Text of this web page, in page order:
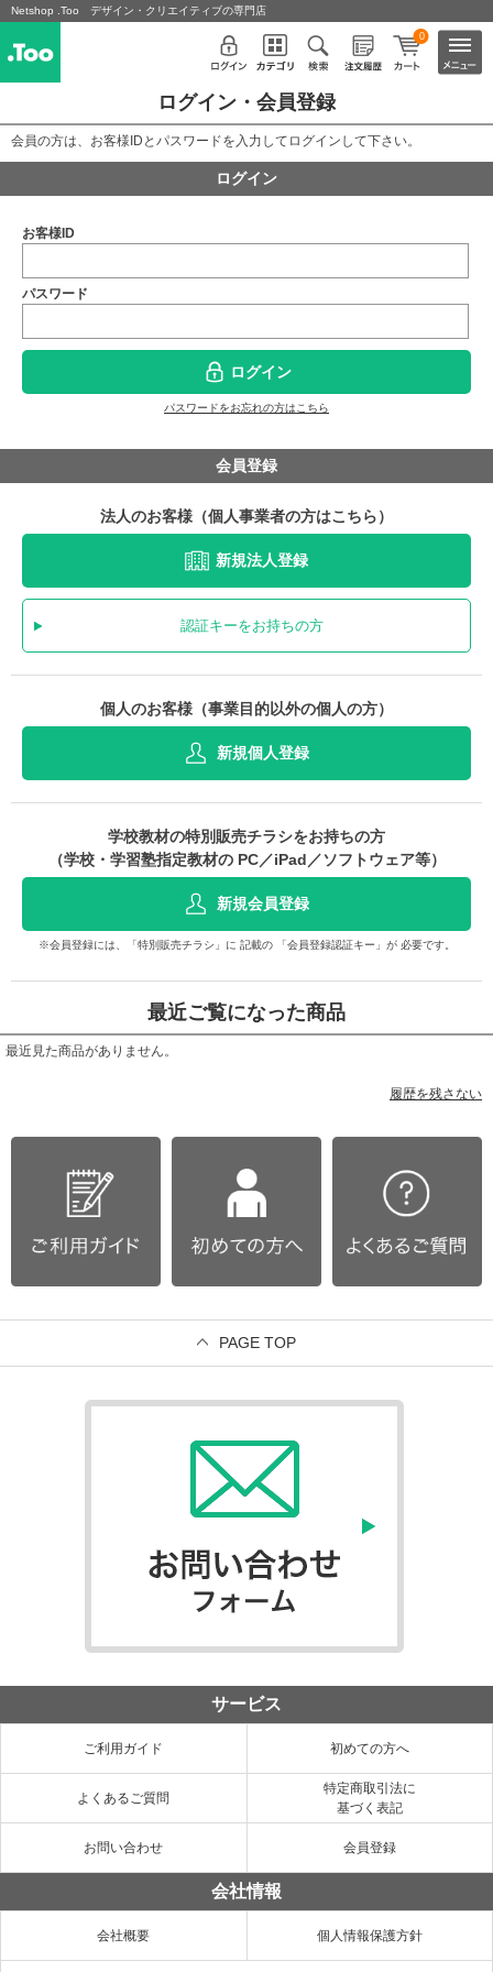
Netshop .Too デザイン・クリエイティブの専門店
0
ログイン・会員登録
会員の方は、お客様IDとパスワードを入力してログインして下さい。
ログイン
お客様ID
パスワード
ログイン
パスワードをお忘れの方はこちら
会員登録
法人のお客様（個人事業者の方はこちら）
新規法人登録
認証キーをお持ちの方
個人のお客様（事業目的以外の個人の方）
新規個人登録
学校教材の特別販売チラシをお持ちの方
（学校・学習塾指定教材の PC／iPad／ソフトウェア等）
新規会員登録
※会員登録には、「特別販売チラシ」に 記載の 「会員登録認証キー」が 必要です。
最近ご覧になった商品
最近見た商品がありません。
履歴を残さない
PAGE TOP
サービス
ご利用ガイド 初めての方へ
よくあるご質問
特定商取引法に
基づく表記
お問い合わせ 会員登録
会社情報
会社概要 個人情報保護方針